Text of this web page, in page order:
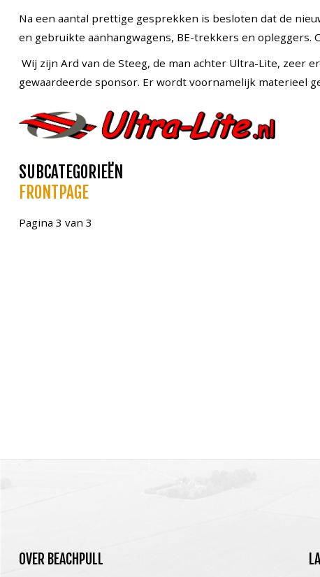
Na een aantal prettige gesprekken is besloten dat de
en gebruikte aanhangwagens, BE-trekkers en opleggers.
Wij zijn Ard van de Steeg, de man achter Ultra-Lite, zeer
gewaardeerde sponsor. Er wordt voornamelijk materieel
SUBCATEGORIEËN
FRONTPAGE
Pagina 3 van 3
OVER BEACHPULL